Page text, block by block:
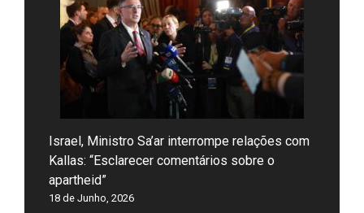
Israel, Ministro Sa’ar interrompe relações com
Kallas: “Esclarecer comentários sobre o
apartheid”
18 de Junho, 2026